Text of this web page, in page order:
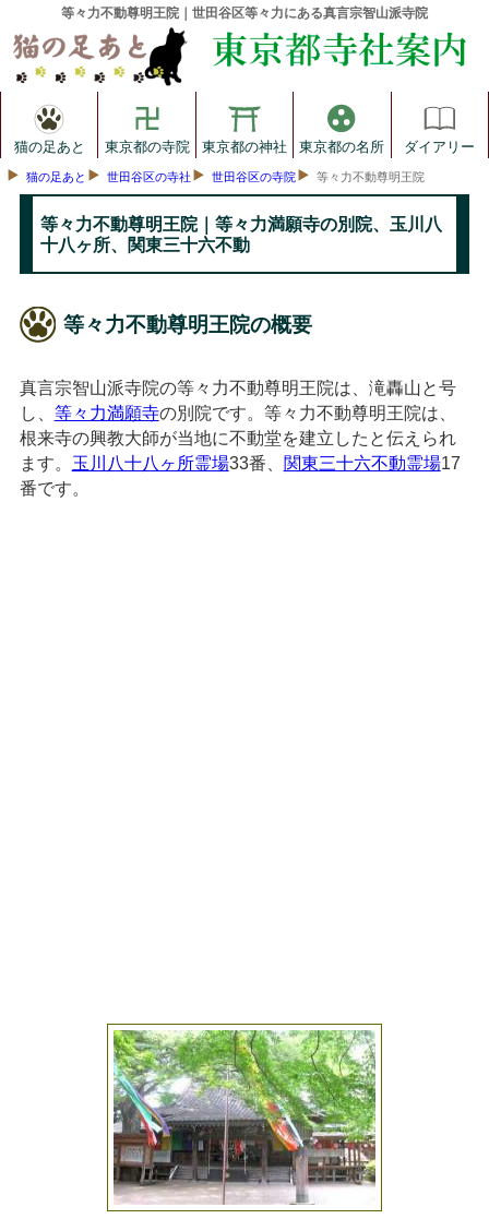
等々力不動尊明王院｜世田谷区等々力にある真言宗智山派寺院
猫の足あと 東京都の寺院 東京都の神社 東京都の名所 ダイアリー
猫の足あと 世田谷区の寺社 世田谷区の寺院 等々力不動尊明王院
等々力不動尊明王院｜等々力満願寺の別院、玉川八
十八ヶ所、関東三十六不動
等々力不動尊明王院の概要
真言宗智山派寺院の等々力不動尊明王院は、滝轟山と号
し、 等々力満願寺の別院です。等々力不動尊明王院は、
根来寺の興教大師が当地に不動堂を建立したと伝えられ
ます。 玉川八十八ヶ所霊場33番、 関東三十六不動霊場17
番です。